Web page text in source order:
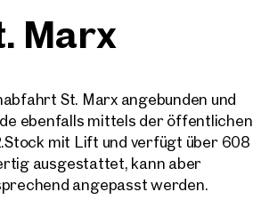
Marx
St. Marx angebunden und
ebenfalls mittels der öffentlichen
mit Lift und verfügt über 608
ausgestattet, kann aber
angepasst werden.